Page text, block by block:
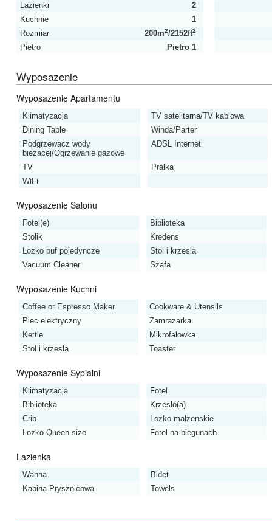
Lazienki
2
Kuchnie
1
Rozmiar
200m2/2152ft2
Pietro Pietro 1
Wyposazenie
Wyposazenie Apartamentu
Klimatyzacja
TV satelitarna/TV kablowa
Dining Table
Winda/Parter
Podgrzewacz wody
biezacej/Ogrzewanie gazowe
ADSL Internet
TV
Pralka
WiFi
Wyposazenie Salonu
Fotel(e)
Biblioteka
Stolik
Kredens
Lozko puf pojedyncze
Stol i krzesla
Vacuum Cleaner
Szafa
Wyposazenie Kuchni
Coffee or Espresso Maker
Cookware & Utensils
Piec elektryczny
Zamrazarka
Kettle
Mikrofalowka
Stol i krzesla
Toaster
Wyposazenie Sypialni
Klimatyzacja
Fotel
Biblioteka
Krzeslo(a)
Crib
Lozko malzenskie
Lozko Queen size
Fotel na biegunach
Lazienka
Wanna
Bidet
Kabina Prysznicowa
Towels